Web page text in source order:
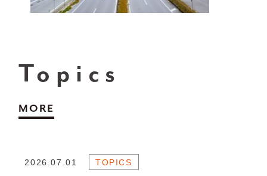
Topics
MORE
2026.07.01 TOPICS